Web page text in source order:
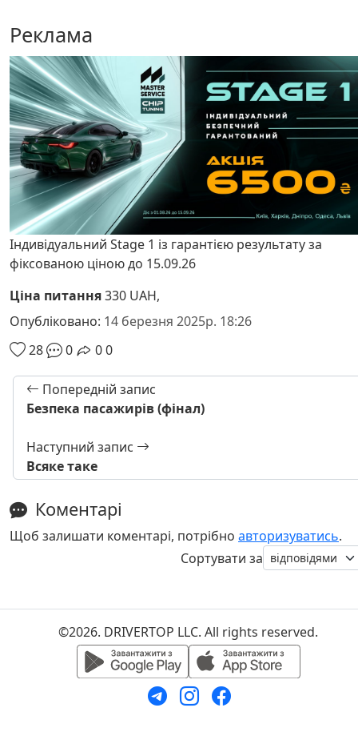
Реклама
Індивідуальний Stage 1 із гарантією результату за
фіксованою ціною до 15.09.26
Ціна питання330 UAH,
Опубліковано: 14 березня 2025р. 18:26
28
0 00
Попередній запис
Безпека пасажирів (фінал)
Наступний запис
Всяке таке
Коментарі
Щоб залишати коментарі, потрібно авторизуватись.
Сортувати за
©2026. DRIVERTOP LLC. All rights reserved.